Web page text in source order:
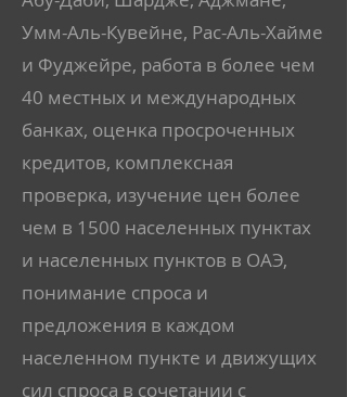
Умм-Аль-Кувейне, Рас-Аль-Хайме
и Фуджейре, работа в более чем
40 местных и международных
банках, оценка просроченных
кредитов, комплексная
проверка, изучение цен более
чем в 1500 населенных пунктах
и населенных пунктов в ОАЭ,
понимание спроса и
предложения в каждом
населенном пункте и движущих
сил спроса в сочетании с